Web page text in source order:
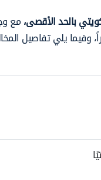
في بعض الحالات مقابل دفع مبلغ لا